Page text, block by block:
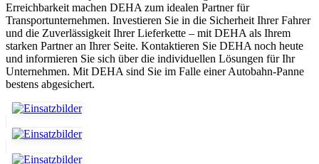
Erreichbarkeit machen DEHA zum idealen Partner für
Transportunternehmen. Investieren Sie in die Sicherheit Ihrer Fahrer
und die Zuverlässigkeit Ihrer Lieferkette – mit DEHA als Ihrem
starken Partner an Ihrer Seite. Kontaktieren Sie DEHA noch heute
und informieren Sie sich über die individuellen Lösungen für Ihr
Unternehmen. Mit DEHA sind Sie im Falle einer Autobahn-Panne
bestens abgesichert.